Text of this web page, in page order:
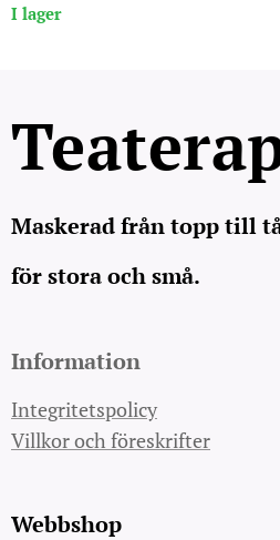
I lager
Maskerad från topp till
för stora och små.
Information
Integritetspolicy
Villkor och föreskrifter
Webbshop